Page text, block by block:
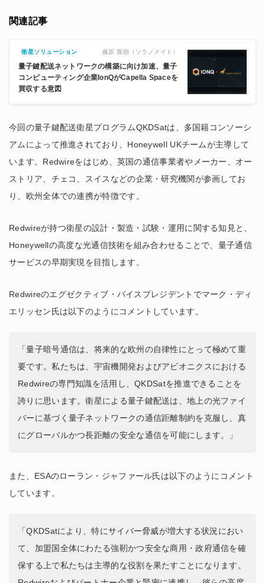
関連記事
衛星ソリューション 藤原 寛朗（ソラノメイト）
量子鍵配送ネットワークの構築に向け加速、量子
コンピューティング企業IonQがCapella Spaceを
買収する意図
今回の量子鍵配送衛星プログラムQKDSatは、多国籍コンソーシ
アムによって推進されており、Honeywell UKチームが主導して
います。Redwireをはじめ、英国の通信事業者やメーカー、オー
ストリア、チェコ、スイスなどの企業・研究機関が参画してお
り、欧州全体での連携が特徴です。
Redwireが持つ衛星の設計・製造・試験・運用に関する知見と、
Honeywellの高度な光通信技術を組み合わせることで、量子通信
サービスの早期実現を目指します。
Redwireのエグゼクティブ・バイスプレジデントでマーク・ディ
エリッセン氏は以下のようにコメントしています。
「量子暗号通信は、将来的な欧州の自律性にとって極めて重
要です。私たちは、宇宙機開発およびアビオニクスにおける
Redwireの専門知識を活用し、QKDSatを推進できることを
誇りに思います。衛星による量子鍵配送は、地上の光ファイ
バーに基づく量子ネットワークの通信距離制約を克服し、真
にグローバルかつ長距離の安全な通信を可能にします。」
また、ESAのローラン・ジャファール氏は以下のようにコメント
しています。
「QKDSatにより、特にサイバー脅威が増大する状況におい
て、加盟国全体にわたる強靭かつ安全な商用・政府通信を確
保する上で私たちは主導的な役割を果たすことになります。